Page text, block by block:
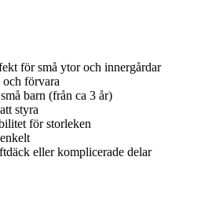
för små ytor och innergårdar
förvara
barn (från ca 3 år)
styra
för storleken
eller komplicerade delar